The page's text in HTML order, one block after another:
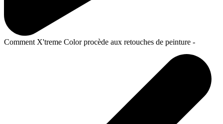
Comment X'treme Color procède aux retouches de peinture -